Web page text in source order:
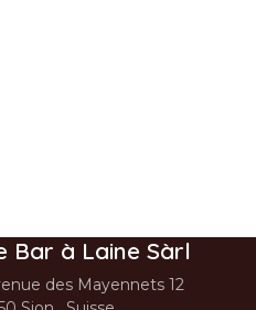
Bar à Laine Sàrl
des Mayennets 12